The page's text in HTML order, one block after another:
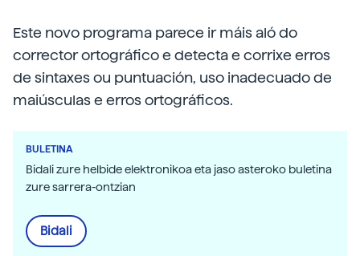
Este novo programa parece ir máis aló do
corrector ortográfico e detecta e corrixe erros
de sintaxes ou puntuación, uso inadecuado de
maiúsculas e erros ortográficos.
BULETINA
Bidali zure helbide elektronikoa eta jaso asteroko buletina
zure sarrera-ontzian
Bidali